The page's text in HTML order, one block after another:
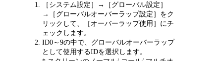
［システム設定］→［グローバル設定］
→［グローバルオーバーラップ設定］をク
リックして、［オーバーラップ使用］にチ
ェックします。
ID0～9の中で、グローバルオーバーラップ
として使用するIDを選択します。